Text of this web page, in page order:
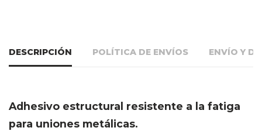
DESCRIPCIÓN POLÍTICA DE ENVÍOS ENVÍO Y
Adhesivo estructural resistente a la fatiga
para uniones metálicas.